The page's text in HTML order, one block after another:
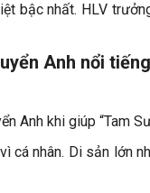
bậc nhất. HLV
Anh nổi tiếng
Anh khi giúp “Tam
cá nhân. Di sản lớn